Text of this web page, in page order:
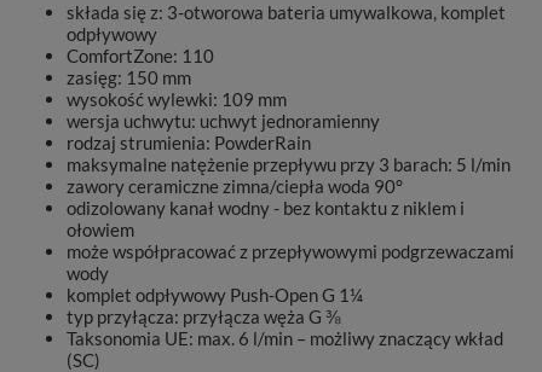
składa się z: 3-otworowa bateria umywalkowa, komplet
odpływowy
ComfortZone: 110
zasięg: 150 mm
wysokość wylewki: 109 mm
wersja uchwytu: uchwyt jednoramienny
rodzaj strumienia: PowderRain
maksymalne natężenie przepływu przy 3 barach: 5 l/min
zawory ceramiczne zimna/ciepła woda 90°
odizolowany kanał wodny - bez kontaktu z niklem i
ołowiem
może współpracować z przepływowymi podgrzewaczami
wody
komplet odpływowy Push-Open G 1¼
typ przyłącza: przyłącza węża G ⅜
Taksonomia UE: max. 6 l/min – możliwy znaczący wkład
(SC)